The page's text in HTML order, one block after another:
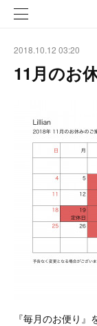
2018.10.12 03:20
11月のお
『毎月のお便り